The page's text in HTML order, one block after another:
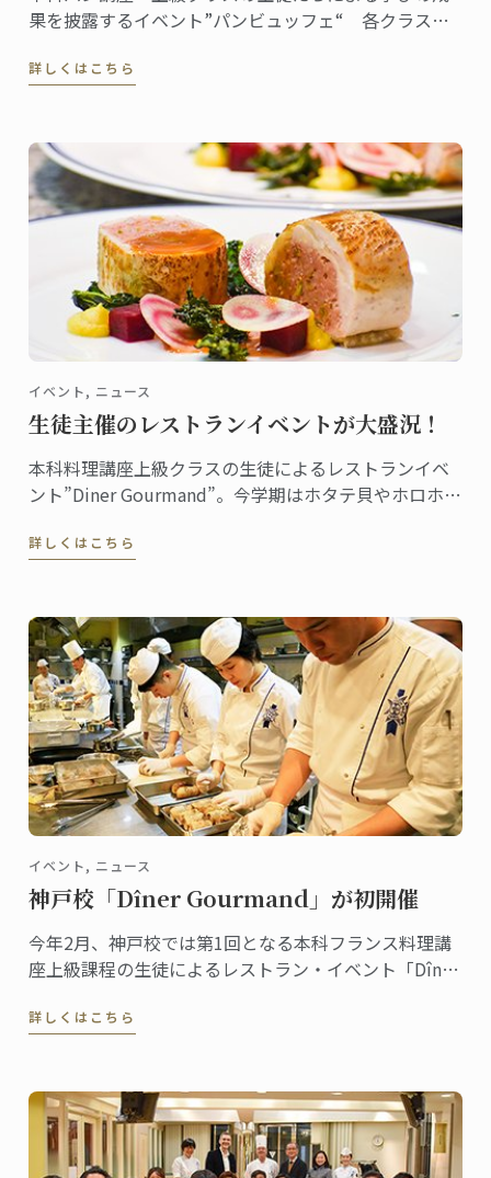
果を披露するイベント”パンビュッフェ“ 各クラスで
テーション。
詳しくはこちら
イベント, ニュース
生徒主催のレストランイベントが大盛況！
本科料理講座上級クラスの生徒によるレストランイベ
ント”Diner Gourmand”。今学期はホタテ貝やホロホロ
提供されました。
詳しくはこちら
イベント, ニュース
神戸校「Dîner Gourmand」が初開催
今年2月、神戸校では第1回となる本科フランス料理講
座上級課程の生徒によるレストラン・イベント「Dîner
詳しくはこちら